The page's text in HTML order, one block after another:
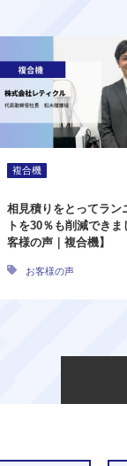
複合機
相見積りをとってラン
トを30％も削減でき
客様の声｜複合機】
お客様の声